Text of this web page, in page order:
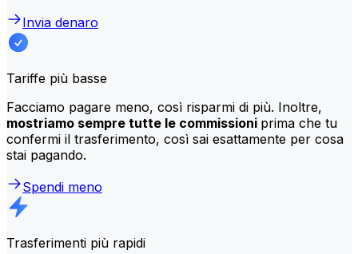
Invia denaro
Tariffe più basse
Facciamo pagare meno, così risparmi di più. Inoltre,
mostriamo sempre tutte le commissioni prima che tu
confermi il trasferimento, così sai esattamente per cosa
stai pagando.
Spendi meno
Trasferimenti più rapidi